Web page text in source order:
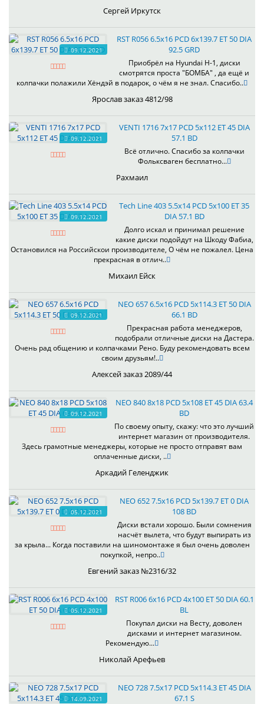
Сергей Иркутск
09.12.2021
RST R056 6.5x16 PCD 6x139.7 ET 50 DIA
92.5 GRD
Приобрёл на Hyundai H-1, диски
смотрятся проста "БОМБА" , да ещё и
колпачки полажили Хёндэй в подарок, о чём я не знал. Спасибо..
Ярослав заказ 4812/98
09.12.2021
VENTI 1716 7x17 PCD 5x112 ET 45 DIA
57.1 BD
Всё отлично. Спасибо за колпачки
Фольксваген бесплатно...
Рахмаил
09.12.2021
Tech Line 403 5.5x14 PCD 5x100 ET 35
DIA 57.1 BD
Долго искал и принимал решение
какие диски подойдут на Шкоду Фабиа,
Остановился на Российскои производителе, О чём не пожалел. Цена
прекрасная в отлич..
Михаил Ейск
09.12.2021
NEO 657 6.5x16 PCD 5x114.3 ET 50 DIA
66.1 BD
Прекрасная работа менеджеров,
подобрали отличные диски на Дастера.
Очень рад общению и колпачками Рено. Буду рекомендовать всем
своим друзьям!..
Алексей заказ 2089/44
09.12.2021
NEO 840 8x18 PCD 5x108 ET 45 DIA 63.4
BD
По своему опыту, скажу: что это лучший
интернет магазин от производителя.
Здесь грамотные менеджеры, которые не просто отправят вам
оплаченные диски, ..
Аркадий Геленджик
05.12.2021
NEO 652 7.5x16 PCD 5x139.7 ET 0 DIA
108 BD
Диски встали хорошо. Были сомнения
насчёт вылета, что будут выпирать из
за крыла... Когда поставили на шиномонтаже я был очень доволен
покупкой, непро..
Евгений заказ №2316/32
05.12.2021
RST R006 6x16 PCD 4x100 ET 50 DIA 60.1
BL
Покупал диски на Весту, доволен
дисками и интернет магазином.
Рекомендую...
Николай Арефьев
14.09.2021
NEO 728 7.5x17 PCD 5x114.3 ET 45 DIA
67.1 S